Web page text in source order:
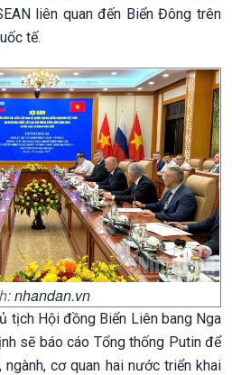
liên quan đến Biển Đông trên
tế.
nhandan.vn
tịch Hội đồng Biển Liên bang Nga
sẽ báo cáo Tổng thống Putin để
cơ quan hai nước triển khai